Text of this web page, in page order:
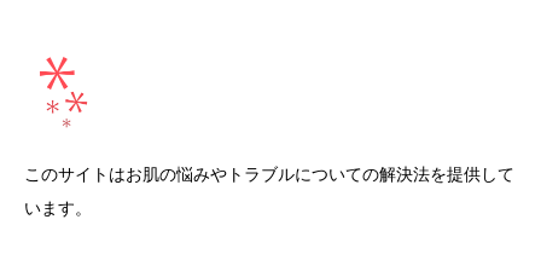
このサイトはお肌の悩みやトラブルについての解決法を提供して
います。